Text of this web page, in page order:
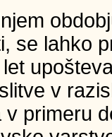
se lahko
v
primeru